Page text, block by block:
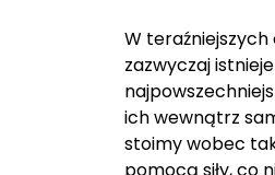
W teraźniejszych
zazwyczaj
ich wewnątrz
stoimy wobec
pomocą siły, co